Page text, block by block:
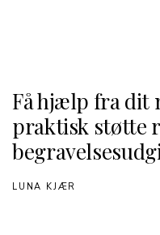
Få hjælp fra dit
praktisk støtte
LUNA KJÆR